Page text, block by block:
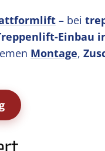
– bei
Einbau
Montage,